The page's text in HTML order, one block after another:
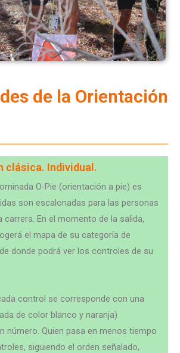
de la Orientación
clásica. Individual.
O-Pie (orientación a pie) es
son escalonadas para las personas
carrera. En el momento de la salida,
el mapa de su categoría de
donde podrá ver los controles de su
control se corresponde con una
de color blanco y naranja)
número. Quien pasa en menos tiempo
siguiendo el orden señalado,